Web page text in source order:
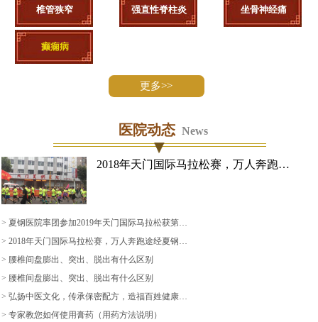
椎管狭窄 强直性脊柱炎 坐骨神经痛
癫痫病
更多>>
医院动态 News
2018年天门国际马拉松赛，万人奔跑…
> 夏钢医院率团参加2019年天门国际马拉松获第…
> 2018年天门国际马拉松赛，万人奔跑途经夏钢…
> 腰椎间盘膨出、突出、脱出有什么区别
> 腰椎间盘膨出、突出、脱出有什么区别
> 弘扬中医文化，传承保密配方，造福百姓健康…
> 专家教您如何使用膏药（用药方法说明）